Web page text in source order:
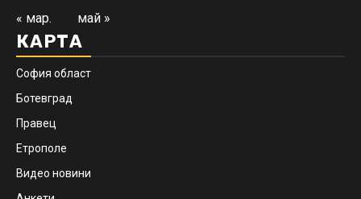
« мар. май »
КАРТА
София област
Ботевград
Правец
Етрополе
Видео новини